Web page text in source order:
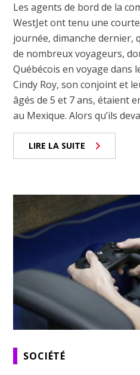
Les agents de bord de la
WestJet ont tenu une
journée, dimanche dernier,
de nombreux voyageurs,
Québécois en voyage dans
Cindy Roy, son conjoint et
âgés de 5 et 7 ans, étaient
au Mexique. Alors qu’ils
LIRE LA SUITE
SOCIÉTÉ